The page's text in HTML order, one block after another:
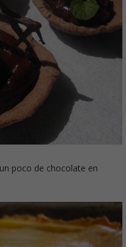
poco de chocolate en